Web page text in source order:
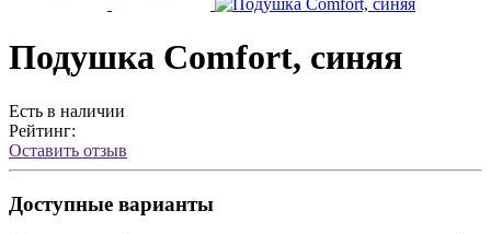
Подушка Comfort, синяя
Есть в наличии
Рейтинг:
Оставить отзыв
Доступные варианты